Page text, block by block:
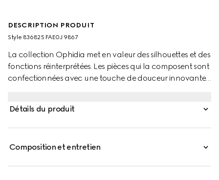
DESCRIPTION PRODUIT
Style ‎836825 FAE0J 9867
La collection Ophidia met en valeur des silhouettes et des
fonctions réinterprétées. Les pièces qui la composent sont
confectionnées avec une touche de douceur innovante
Détails du produit
Composition et entretien